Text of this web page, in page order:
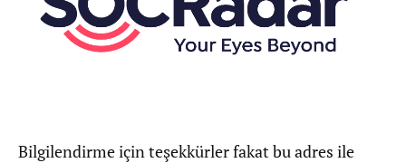
Bilgilendirme için teşekkürler fakat bu adres ile